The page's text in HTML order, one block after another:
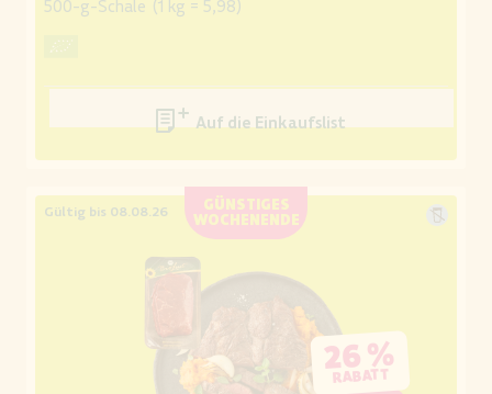
500-g-Schale (1 kg = 5,98)
Auf die Einkaufsliste
GÜNSTIGES
WOCHENENDE
Gültig bis 08.08.26
26 %
RABATT